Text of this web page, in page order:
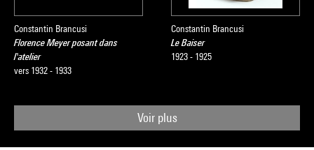
Constantin Brancusi
Florence Meyer posant dans
l'atelier
vers 1932 - 1933
Constantin Brancusi
Le Baiser
1923 - 1925
Voir plus